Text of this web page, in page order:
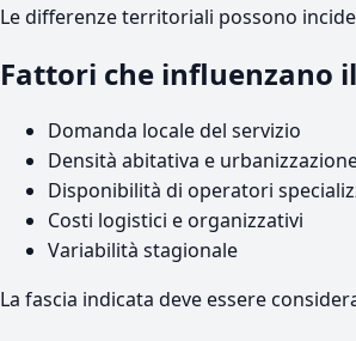
Le differenze territoriali possono
Fattori che influenzano il
Domanda locale del servizio
Densità abitativa e
Disponibilità di operatori
Costi logistici e organizzativi
Variabilità stagionale
La fascia indicata deve essere